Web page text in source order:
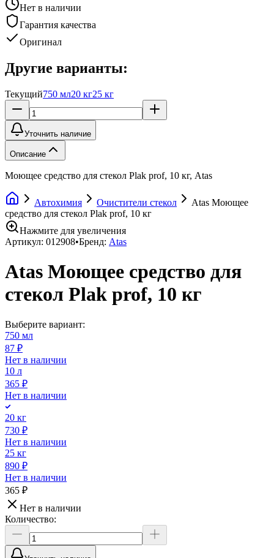
Нет в наличии
Гарантия качества
Оригинал
Другие варианты:
Текущий750 мл20 кг25 кг
Уточнить наличие
Описание
Моющее средство для стекол Plak prof, 10 кг, Atas
Автохимия Очистители стекол
Atas Моющее
средство для стекол Plak prof, 10 кг
Нажмите для увеличения
Артикул: 012908•Бренд: Atas
Atas Моющее средство для
стекол Plak prof, 10 кг
Выберите вариант:
750 мл
87 ₽
Нет в наличии
10 л
365 ₽
Нет в наличии
20 кг
730 ₽
Нет в наличии
25 кг
890 ₽
Нет в наличии
365 ₽
Нет в наличии
Количество: